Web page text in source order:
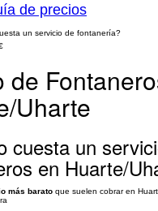
de precios
de
Uharte
cuesta un
en Huarte/
más barato que suelen cobrar en